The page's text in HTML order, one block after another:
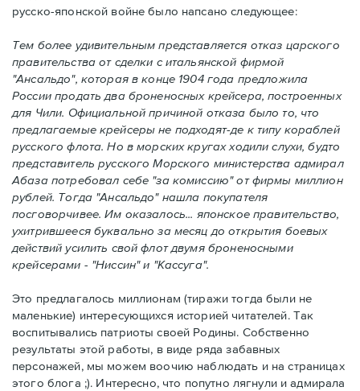
русско-японской войне было напсано следующее:
Тем более удивительным представляется отказ царского
правительства от сделки с итальянской фирмой
"Ансальдо", которая в конце 1904 года предложила
России продать два броненосных крейсера, построенных
для Чили. Официальной причиной отказа было то, что
предлагаемые крейсеры не подходят-де к типу кораблей
русского флота. Но в морских кругах ходили слухи, будто
представитель русского Морского министерства адмирал
Абаза потребовал себе "за комиссию" от фирмы миллион
рублей. Тогда "Ансальдо" нашла покупателя
посговорчивее. Им оказалось... японское правительство,
ухитрившееся буквально за месяц до открытия боевых
действий усилить свой флот двумя броненосными
крейсерами - "Ниссин" и "Кассуга".
Это предлагалось миллионам (тиражи тогда были не
маленькие) интересующихся историей читателей. Так
воспитывались патриоты своей Родины. Собственно
результаты этой работы, в виде ряда забавных
персонажей, мы можем воочию наблюдать и на страницах
этого блога ;). Интересно, что попутно лягнули и адмирала